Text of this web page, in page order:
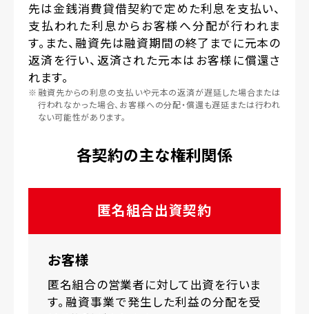
先は金銭消費貸借契約で定めた利息を支払い、
支払われた利息からお客様へ分配が行われま
す。また、融資先は融資期間の終了までに元本の
返済を行い、返済された元本はお客様に償還さ
れます。
※ 融資先からの利息の支払いや元本の返済が遅延した場合または
行われなかった場合、お客様への分配・償還も遅延または行われ
ない可能性があります。
各契約の主な権利関係
匿名組合出資契約
お客様
匿名組合の営業者に対して出資を行いま
す。融資事業で発生した利益の分配を受